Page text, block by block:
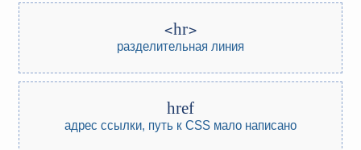
hr
разделительная линия
href
адрес ссылки, путь к CSS мало написано